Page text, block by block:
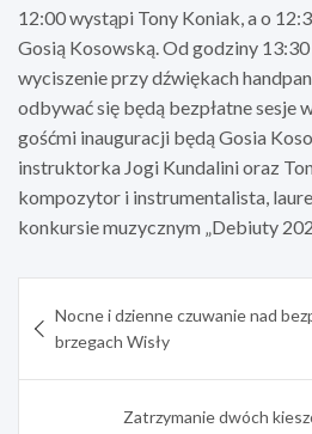
12:00 wystąpi Tony Koniak, a o
Gosią Kosowską. Od godziny
wyciszenie przy dźwiękach
odbywać się będą bezpłatne sesje
gośćmi inauguracji będą Gosia
instruktorka Jogi Kundalini oraz
kompozytor i instrumentalista,
konkursie muzycznym „Debiuty
wpisu
Nocne i dzienne czuwanie nad
brzegach Wisły
Zatrzymanie dwóch